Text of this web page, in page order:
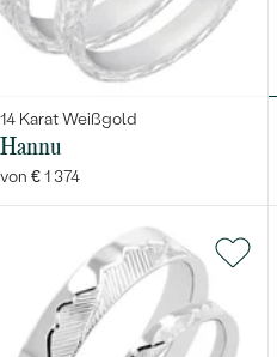
14 Karat Weißgold
Hannu
von € 1 374